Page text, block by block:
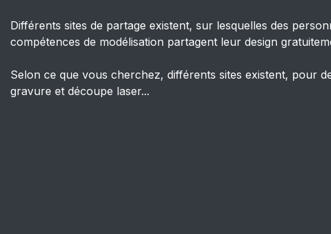
Différents sites de partage existent, sur lesquelles des
compétences de modélisation partagent leur design
Selon ce que vous cherchez, différents sites existent, pour
gravure et découpe laser...